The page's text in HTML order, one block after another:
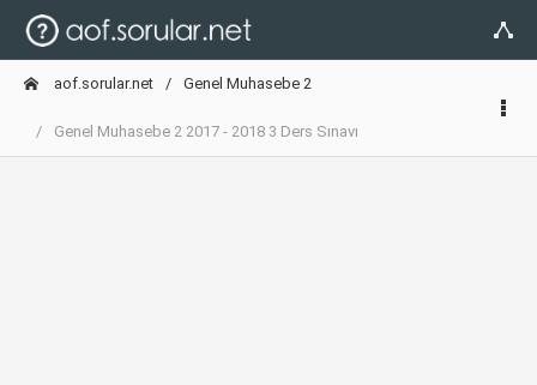
aof.sorular.net Genel Muhasebe 2
Genel Muhasebe 2 2017 - 2018 3 Ders Sınavı